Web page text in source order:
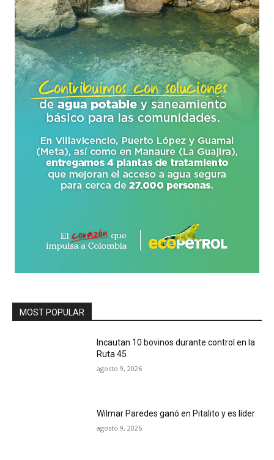
MOST POPULAR
Incautan 10 bovinos durante control en la
Ruta 45
agosto 9, 2026
Wilmar Paredes ganó en Pitalito y es líder
agosto 9, 2026